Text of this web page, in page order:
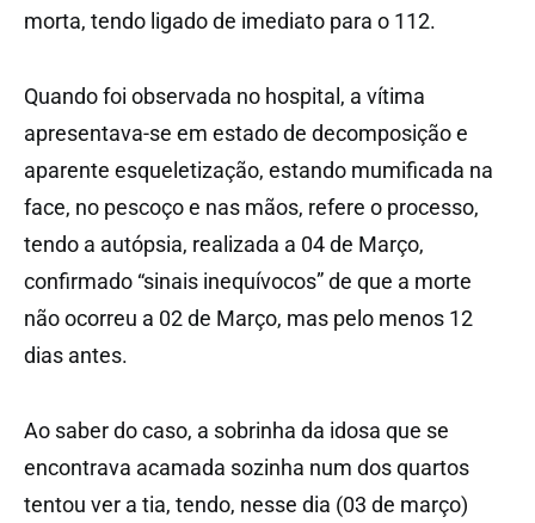
morta, tendo ligado de imediato para o 112.
Quando foi observada no hospital, a vítima
apresentava-se em estado de decomposição e
aparente esqueletização, estando mumificada na
face, no pescoço e nas mãos, refere o processo,
tendo a autópsia, realizada a 04 de Março,
confirmado “sinais inequívocos” de que a morte
não ocorreu a 02 de Março, mas pelo menos 12
dias antes.
Ao saber do caso, a sobrinha da idosa que se
encontrava acamada sozinha num dos quartos
tentou ver a tia, tendo, nesse dia (03 de março)